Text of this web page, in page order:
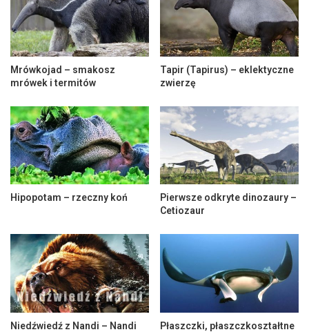
Mrówkojad – smakosz
mrówek i termitów
Tapir (Tapirus) – eklektyczne
zwierzę
Hipopotam – rzeczny koń
Pierwsze odkryte dinozaury –
Cetiozaur
Niedźwiedź z Nandi – Nandi
Płaszczki, płaszczkoształtne